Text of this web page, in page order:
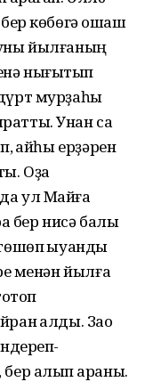
көбөгә оҡшаш
йылғаның
нығытып
мурҙаһы
Унан саҡ
ҡайһы ерҙәрен
Оҙаҡ
ул Майға
бер нисә балыҡ
ҡыуанды
менән йылға
ҡалды. Зао
алып ҡараны.